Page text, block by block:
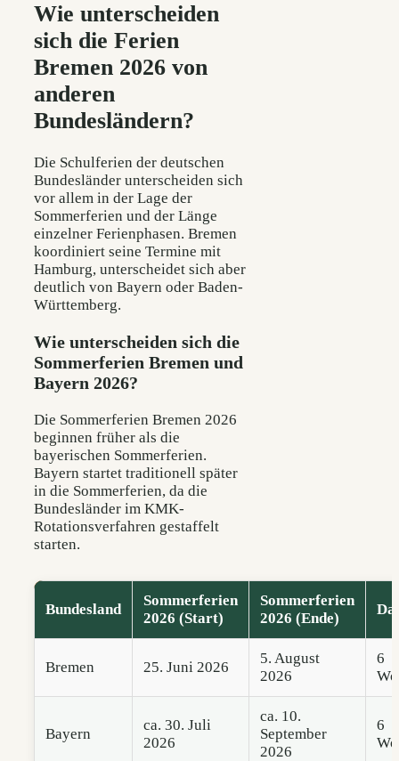
Wie unterscheiden
sich die Ferien
Bremen 2026 von
anderen
Bundesländern?
Die Schulferien der deutschen
Bundesländer unterscheiden sich
vor allem in der Lage der
Sommerferien und der Länge
einzelner Ferienphasen. Bremen
koordiniert seine Termine mit
Hamburg, unterscheidet sich aber
deutlich von Bayern oder Baden-
Württemberg.
Wie unterscheiden sich die
Sommerferien Bremen und
Bayern 2026?
Die Sommerferien Bremen 2026
beginnen früher als die
bayerischen Sommerferien.
Bayern startet traditionell später
in die Sommerferien, da die
Bundesländer im KMK-
Rotationsverfahren gestaffelt
starten.
Bundesland
Sommerferien
2026 (Start)
Sommerferien
2026 (Ende)
Bremen 25. Juni 2026
5. August
2026
6
Bayern
ca. 30. Juli
2026
ca. 10.
September
2026
6